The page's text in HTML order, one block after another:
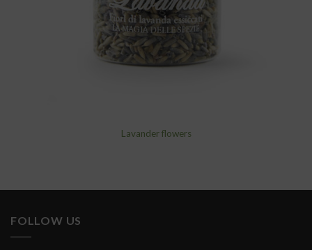
Lavander flowers
FOLLOW US